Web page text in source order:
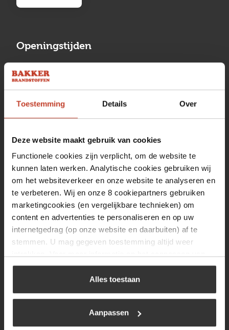
Toestemming Details Over
Deze website maakt gebruik van cookies
Functionele cookies zijn verplicht, om de website te
kunnen laten werken. Analytische cookies gebruiken wij
om het websiteverkeer en onze website te analyseren en
te verbeteren. Wij en onze 8 cookiepartners gebruiken
marketingcookies (en vergelijkbare technieken) om
content en advertenties te personaliseren en op uw
internetgedrag (op onze website en daarbuiten) af te
stemmen. U mag gegeven toestemming altijd weer
uw keuze op onze website verwijzen wij u naar ons
Alles toestaan
Aanpassen
Openingstijden
Maandag
Woensdag
Donderdag
08:00 tot 17:00
Vrijdag
08:00 tot 17:00
Zaterdag
09:30 tot 12:00
Zondag
Gesloten
Navigatie
BBQ
Brandstoffen
Verwarming